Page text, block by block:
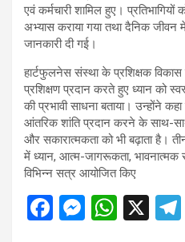
एवं कर्मचारी शामिल हुए। प्रतिभागियों
अभ्यास कराया गया तथा दैनिक जीवन
जानकारी दी गई।
हार्टफुलनेस संस्था के प्रशिक्षक विकास
प्रशिक्षण प्रदान करते हुए ध्यान को
की प्रभावी साधना बताया। उन्होंने
आंतरिक शांति प्रदान करने के साथ-
और सकारात्मकता को भी बढ़ाता है।
में ध्यान, आत्म-जागरूकता,
विभिन्न सत्र आयोजित किए
F
M W X